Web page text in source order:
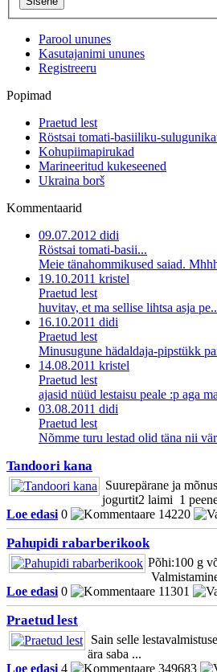
Parool ununes
Kasutajanimi ununes
Registreeru
Popimad
Praetud lest
Röstsai tomati-basiiliku-
Kohupiimapirukad
Marineeritud kukeseened
Ukraina borš
Kommentaarid
09.07.2012 didi
Röstsai tomati-basii...
Meie tänahommikused saiad.
19.10.2011 kristel
Praetud lest
huvitav, et ma sellise lihtsa asja
16.10.2011 didi
Praetud lest
Minusugune hädaldaja-pipstükk
14.08.2011 kristel
Praetud lest
ajasid nüüd lestaisu peale :p aga
03.08.2011 didi
Praetud lest
Nõmme turu lestad olid täna nii
Tandoori kana
Suurepärane ja
jogurtit2 laimi 1
Loe edasi 0 14220
Pahupidi rabarberikook
Põhi:100 g
Loe edasi 0 11301
Praetud lest
Sain selle
ära saba ...
Loe edasi 4 349683